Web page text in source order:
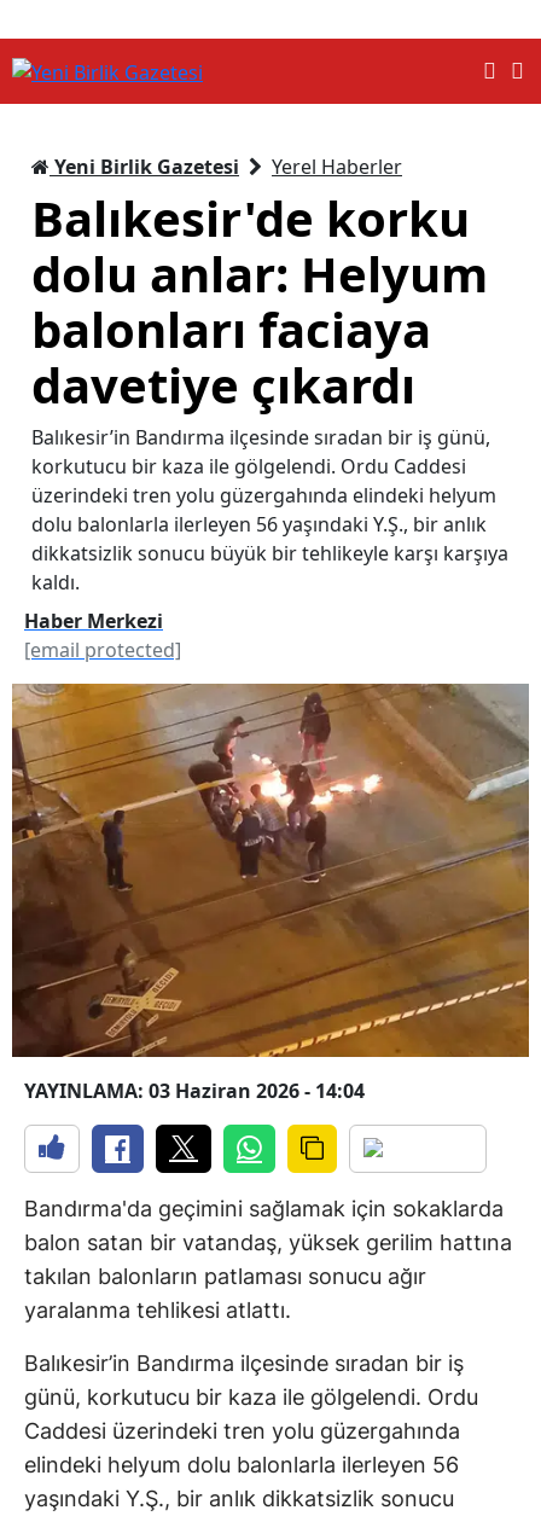
Yeni Birlik Gazetesi Yerel Haberler
Balıkesir'de korku
dolu anlar: Helyum
balonları faciaya
davetiye çıkardı
Balıkesir’in Bandırma ilçesinde sıradan bir iş günü,
korkutucu bir kaza ile gölgelendi. Ordu Caddesi
üzerindeki tren yolu güzergahında elindeki helyum
dolu balonlarla ilerleyen 56 yaşındaki Y.Ş., bir anlık
dikkatsizlik sonucu büyük bir tehlikeyle karşı karşıya
kaldı.
Haber Merkezi
[email protected]
YAYINLAMA: 03 Haziran 2026 - 14:04
Bandırma'da geçimini sağlamak için sokaklarda
balon satan bir vatandaş, yüksek gerilim hattına
takılan balonların patlaması sonucu ağır
yaralanma tehlikesi atlattı.
Balıkesir’in Bandırma ilçesinde sıradan bir iş
günü, korkutucu bir kaza ile gölgelendi. Ordu
Caddesi üzerindeki tren yolu güzergahında
elindeki helyum dolu balonlarla ilerleyen 56
yaşındaki Y.Ş., bir anlık dikkatsizlik sonucu